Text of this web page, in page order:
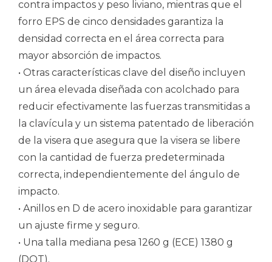
contra impactos y peso liviano, mientras que el
forro EPS de cinco densidades garantiza la
densidad correcta en el área correcta para
mayor absorción de impactos.
• Otras características clave del diseño incluyen
un área elevada diseñada con acolchado para
reducir efectivamente las fuerzas transmitidas a
la clavícula y un sistema patentado de liberación
de la visera que asegura que la visera se libere
con la cantidad de fuerza predeterminada
correcta, independientemente del ángulo de
impacto.
• Anillos en D de acero inoxidable para garantizar
un ajuste firme y seguro.
• Una talla mediana pesa 1260 g (ECE) 1380 g
(DOT).